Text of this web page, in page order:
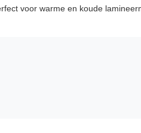
voor warme en koude